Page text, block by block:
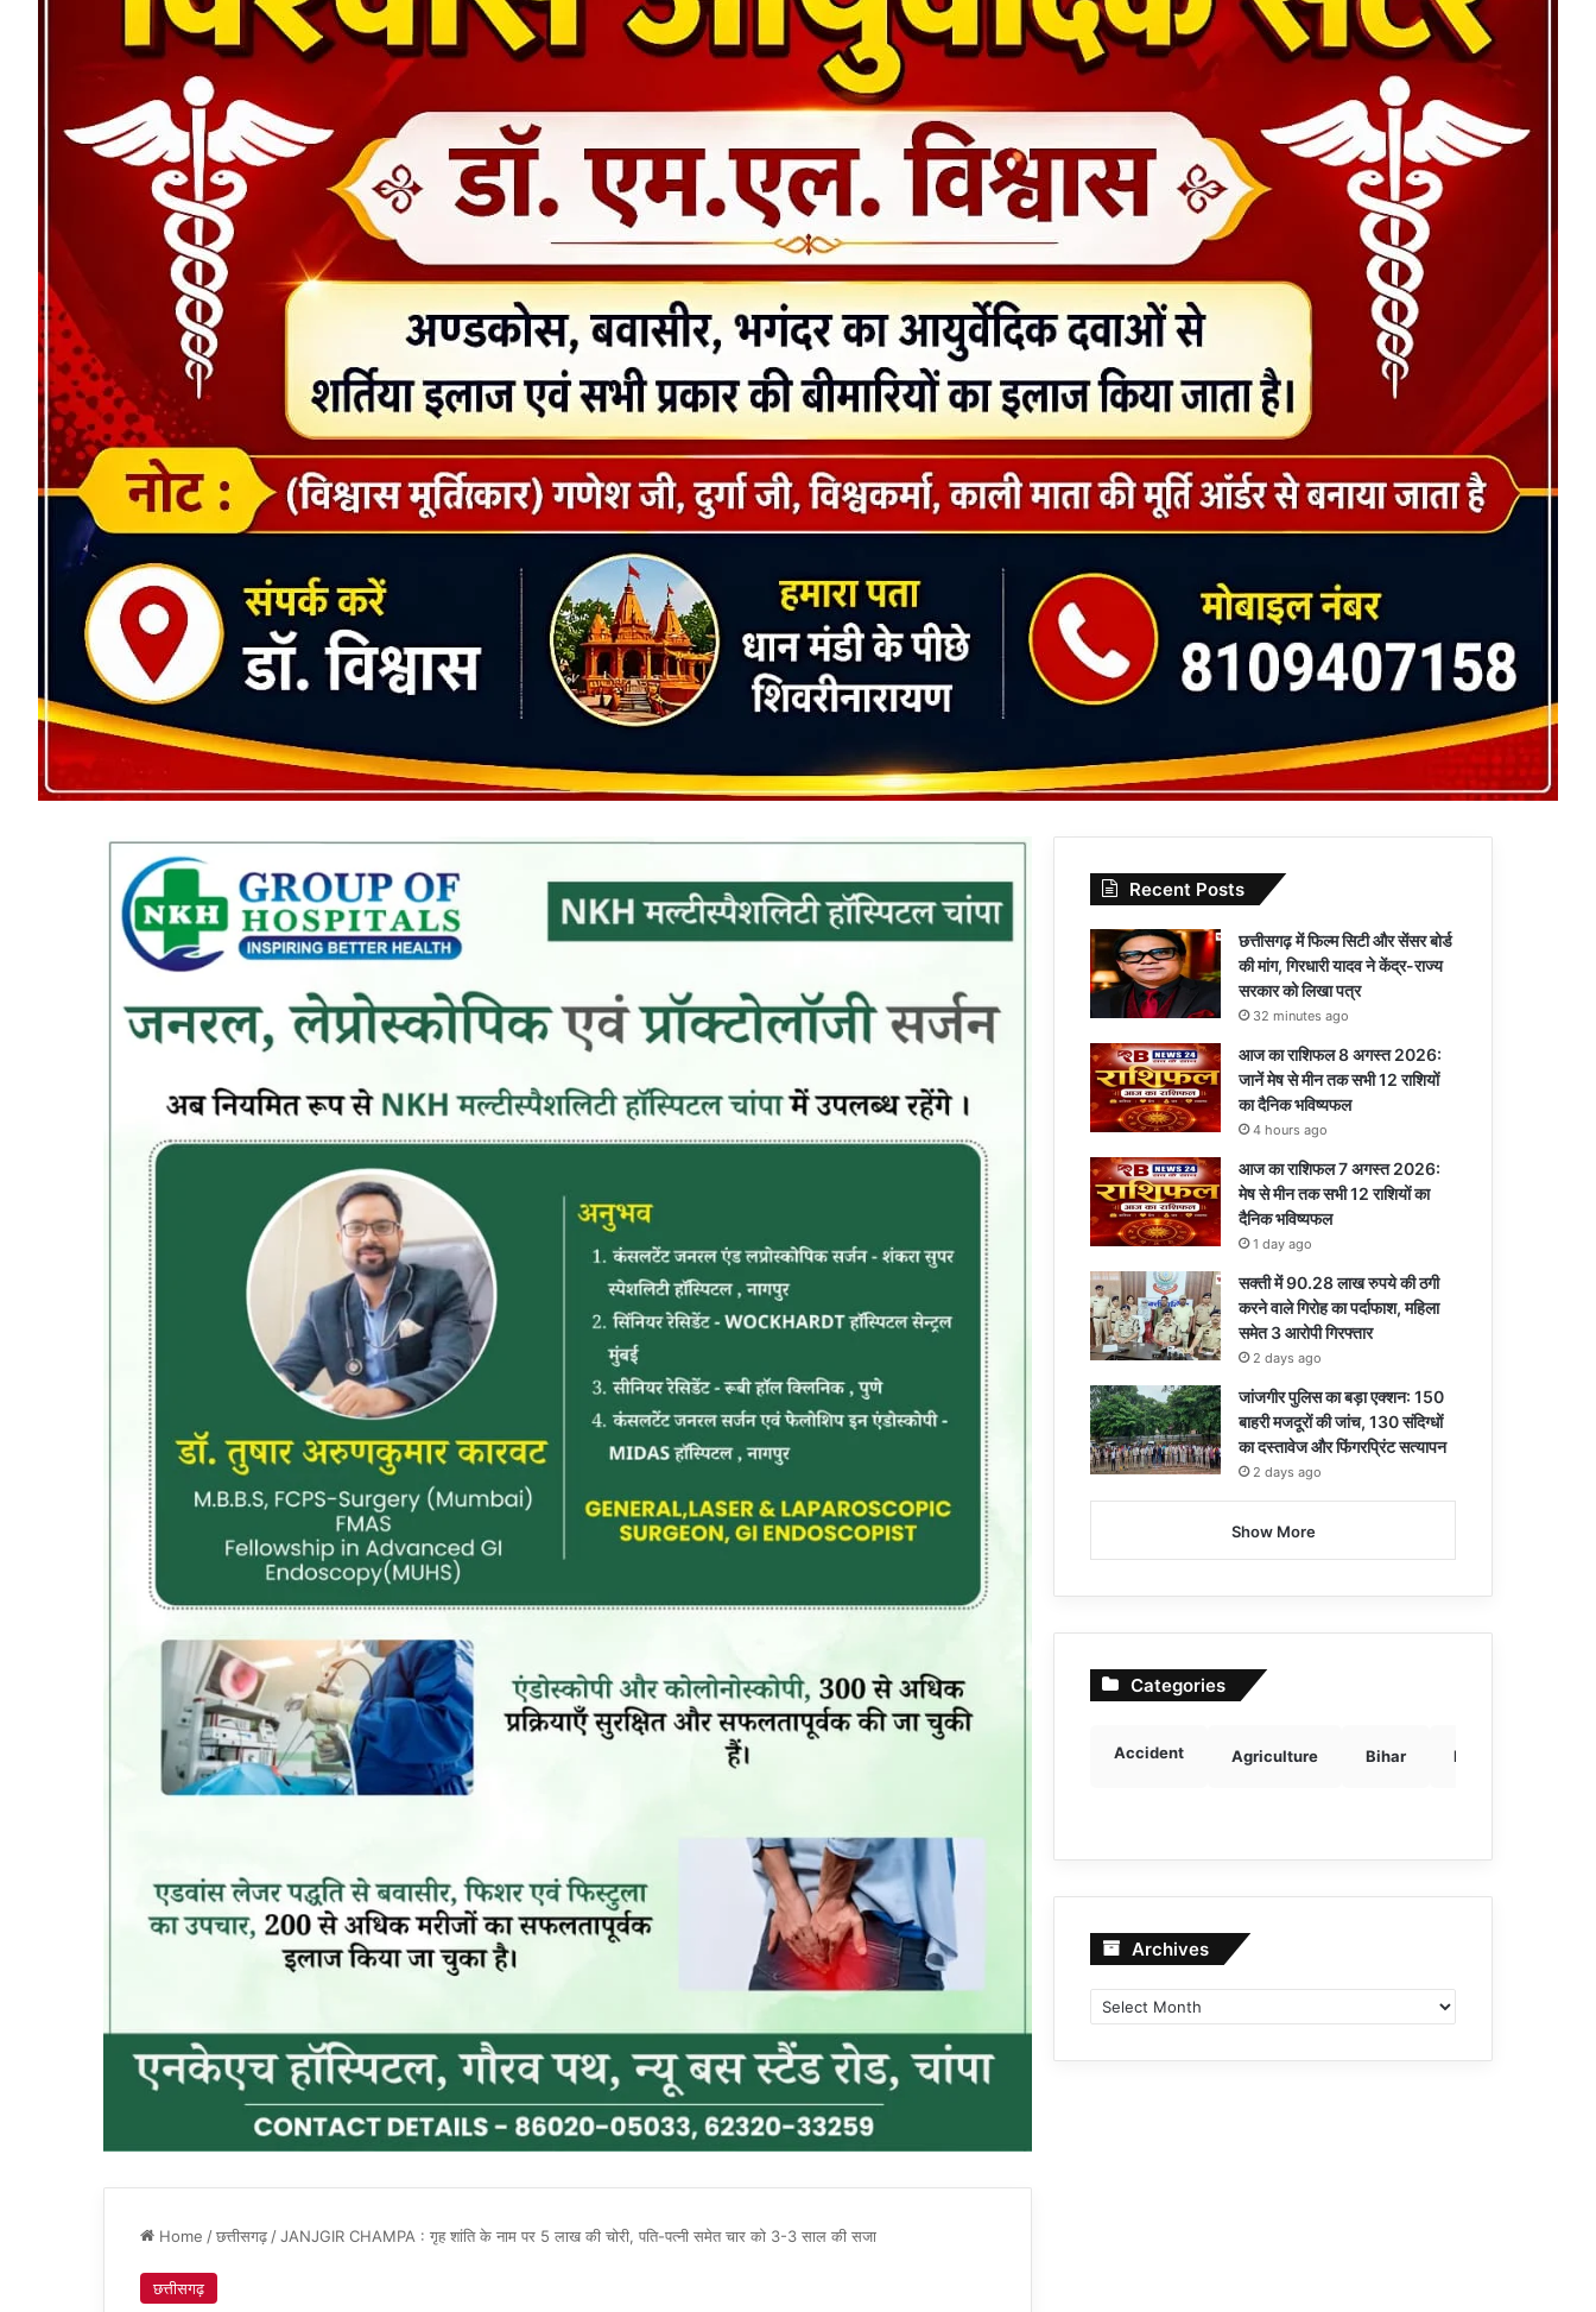
Home /छत्तीसगढ़ /JANJGIR CHAMPA : गृह शांति के नाम पर 5 लाख की चोरी, पति-पत्नी समेत चार को 3-3 साल की सजा
छत्तीसगढ़
Recent Posts
छत्तीसगढ़ में फिल्म सिटी और सेंसर बोर्ड
की मांग, गिरधारी यादव ने केंद्र-राज्य
सरकार को लिखा पत्र
32 minutes ago
आज का राशिफल 8 अगस्त 2026:
जानें मेष से मीन तक सभी 12 राशियों
का दैनिक भविष्यफल
4 hours ago
आज का राशिफल 7 अगस्त 2026:
मेष से मीन तक सभी 12 राशियों का
दैनिक भविष्यफल
1 day ago
सक्ती में 90.28 लाख रुपये की ठगी
करने वाले गिरोह का पर्दाफाश, महिला
समेत 3 आरोपी गिरफ्तार
2 days ago
जांजगीर पुलिस का बड़ा एक्शन: 150
बाहरी मजदूरों की जांच, 130 संदिग्धों
का दस्तावेज और फिंगरप्रिंट सत्यापन
2 days ago
Show More
Categories
Accident Agriculture Bihar Breaking news
Archives Archives